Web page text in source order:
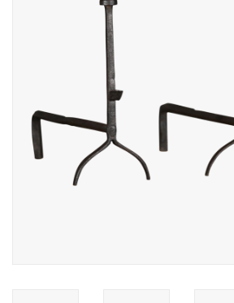
Decoratieve Outdoor
Vloeren - Steen, Terra Cotta
& Marmer
Outlet